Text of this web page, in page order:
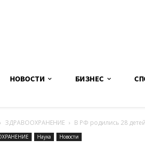
НОВОСТИ БИЗНЕС
ЗДРАВООХРАНЕНИЕ В РФ родились 28
Наука Новости